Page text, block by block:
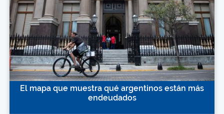
El mapa que muestra qué argentinos están más
endeudados